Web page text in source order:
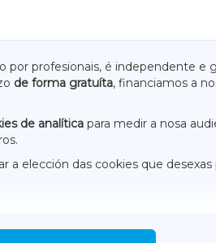
por profesionais, é independente e
de forma gratuíta, financiamos a
de analítica para medir a nosa
a elección das cookies que
LUGOXA
RIBEIRASACRAXA